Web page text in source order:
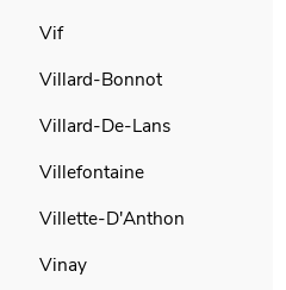
Vif
Villard-Bonnot
Villard-De-Lans
Villefontaine
Villette-D'Anthon
Vinay